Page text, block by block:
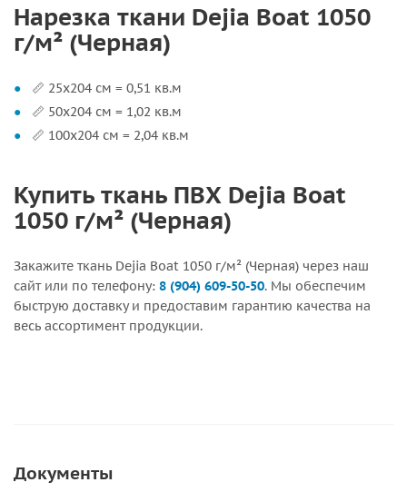
Нарезка ткани Dejia Boat 1050
г/м² (Черная)
📏 25х204 см = 0,51 кв.м
📏 50х204 см = 1,02 кв.м
📏 100х204 см = 2,04 кв.м
Купить ткань ПВХ Dejia Boat
1050 г/м² (Черная)
Закажите ткань Dejia Boat 1050 г/м² (Черная) через наш
сайт или по телефону: 8 (904) 609-50-50. Мы обеспечим
быструю доставку и предоставим гарантию качества на
весь ассортимент продукции.
Документы